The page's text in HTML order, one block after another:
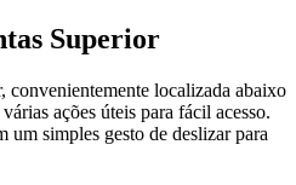
Superior
convenientemente localizada abaixo
ações úteis para fácil acesso.
um simples gesto de deslizar para